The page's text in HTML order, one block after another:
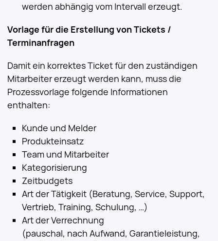
werden abhängig vom Intervall erzeugt.
Vorlage für die Erstellung von Tickets /
Terminanfragen
Damit ein korrektes Ticket für den zuständigen
Mitarbeiter erzeugt werden kann, muss die
Prozessvorlage folgende Informationen
enthalten:
Kunde und Melder
Produkteinsatz
Team und Mitarbeiter
Kategorisierung
Zeitbudgets
Art der Tätigkeit (Beratung, Service, Support,
Vertrieb, Training, Schulung, …)
Art der Verrechnung
(pauschal, nach Aufwand, Garantieleistung,